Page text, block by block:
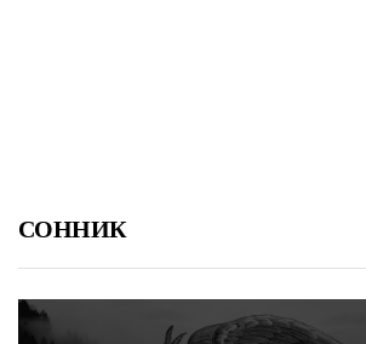
СОННИК